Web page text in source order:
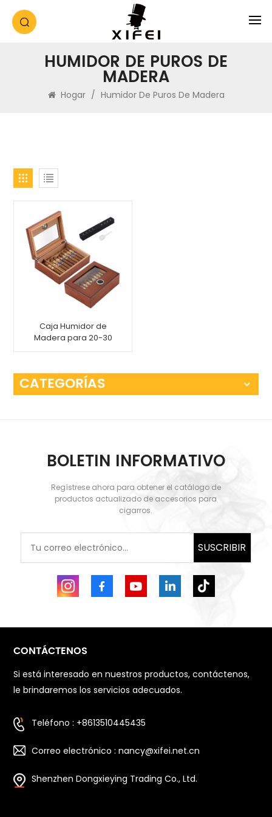
HUMIDOR DE PUROS DE
MADERA
Hogar / Humidor De Puros De Madera
Caja Humidor de
Madera para 20-30
Cigarros
CATEGORÍAS
BOLETIN INFORMATIVO
Regístrese ahora para obtener el catálogo de
productos actualizado de accesorios para
cigarros.
SUSCRIBIR
CONTÁCTENOS
Si está interesado en nuestros productos, contáctenos,
le brindaremos los servicios adecuados.
Teléfono : +8613510445435
Correo electrónico : nancy@xifei.net.cn
Shenzhen Dongxieying Trading Co., Ltd.